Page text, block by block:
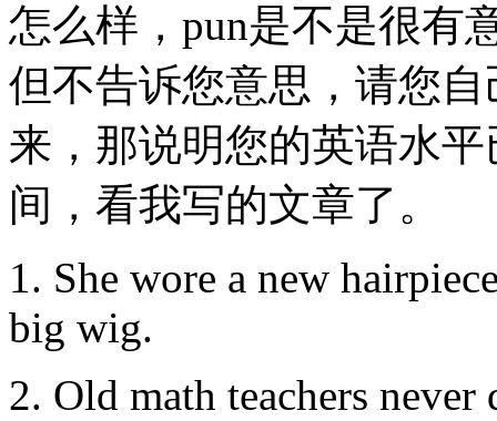
怎么样，pun是不是很有
但不告诉您意思，请您
来，那说明您的英语水
间，看我写的文章了。
1. She wore a new
big wig.
2. Old math teachers